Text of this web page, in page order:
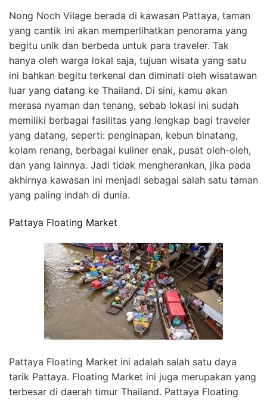
Nong Noch Vilage berada di kawasan Pattaya, taman
yang cantik ini akan memperlihatkan penorama yang
begitu unik dan berbeda untuk para traveler. Tak
hanya oleh warga lokal saja, tujuan wisata yang satu
ini bahkan begitu terkenal dan diminati oleh wisatawan
luar yang datang ke Thailand. Di sini, kamu akan
merasa nyaman dan tenang, sebab lokasi ini sudah
memiliki berbagai fasilitas yang lengkap bagi traveler
yang datang, seperti: penginapan, kebun binatang,
kolam renang, berbagai kuliner enak, pusat oleh-oleh,
dan yang lainnya. Jadi tidak mengherankan, jika pada
akhirnya kawasan ini menjadi sebagai salah satu taman
yang paling indah di dunia.
Pattaya Floating Market
Pattaya Floating Market ini adalah salah satu daya
tarik Pattaya. Floating Market ini juga merupakan yang
terbesar di daerah timur Thailand. Pattaya Floating